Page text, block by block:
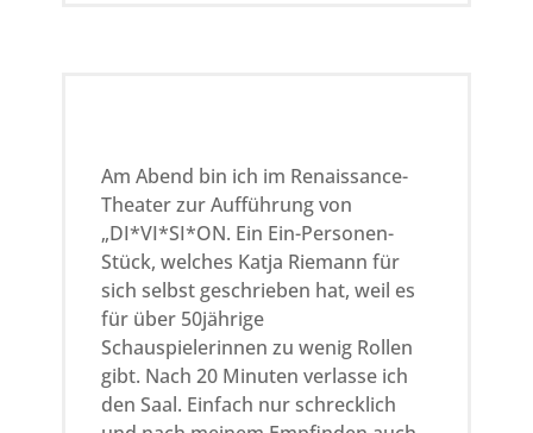
Am Abend bin ich im Renaissance-
Theater zur Aufführung von
„DI*VI*SI*ON. Ein Ein-Personen-
Stück, welches Katja Riemann für
sich selbst geschrieben hat, weil es
für über 50jährige
Schauspielerinnen zu wenig Rollen
gibt. Nach 20 Minuten verlasse ich
den Saal. Einfach nur schrecklich